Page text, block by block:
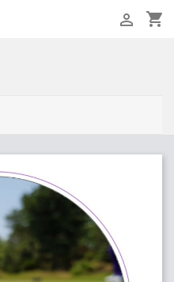
shopping_cart
